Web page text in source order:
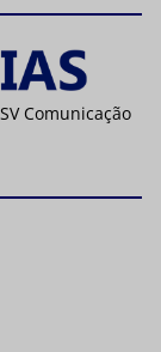
Comunicação